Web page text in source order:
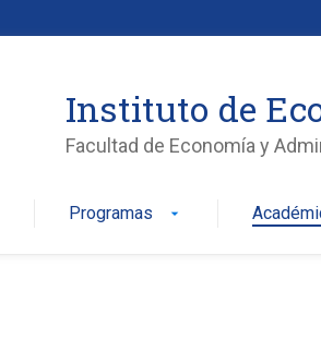
Instituto de
Facultad de Economía y
Programas arrow_drop_down